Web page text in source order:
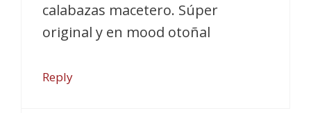
calabazas macetero. Súper
original y en mood otoñal
Reply